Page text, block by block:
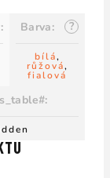
: ?
Barva:
bílá,
růžová,
fialová
: